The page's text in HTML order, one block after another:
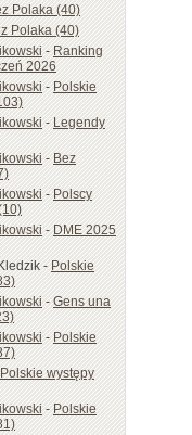
Polaka (40)
Polaka (40)
-Ranking
2026
-Polskie
-Legendy
-Bez
-Polscy
-DME 2025
-Polskie
-Gens una
-Polskie
Polskie występy
-Polskie